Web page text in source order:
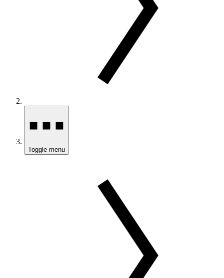
Toggle menu